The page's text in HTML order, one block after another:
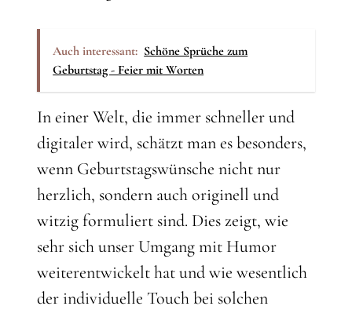
Auch interessant: Schöne Sprüche zum
Geburtstag - Feier mit Worten
In einer Welt, die immer schneller und
digitaler wird, schätzt man es besonders,
wenn Geburtstagswünsche nicht nur
herzlich, sondern auch originell und
witzig formuliert sind. Dies zeigt, wie
sehr sich unser Umgang mit Humor
weiterentwickelt hat und wie wesentlich
der individuelle Touch bei solchen